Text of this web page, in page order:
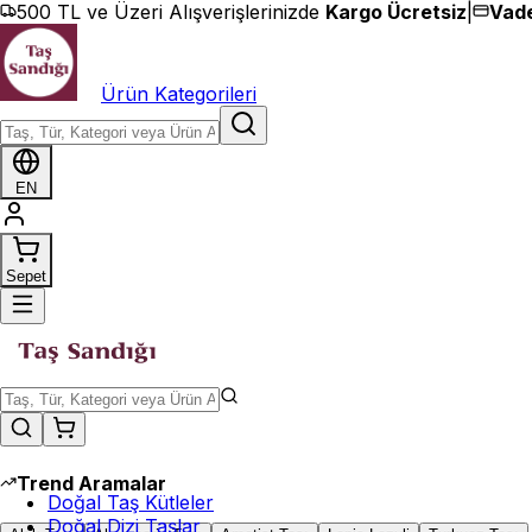
İçeriğe geç
500 TL ve Üzeri Alışverişlerinizde Kargo Ücretsiz
Ürün Kategorileri
EN
Sepet
Trend Aramalar
Doğal Taş Kütleler
Doğal Dizi Taşlar